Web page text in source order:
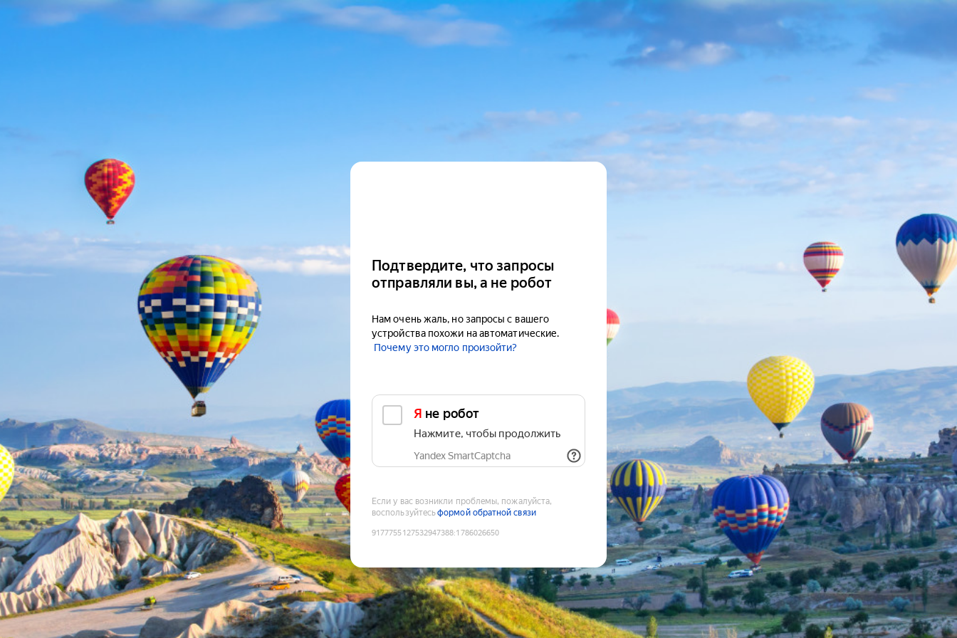
Подтвердите, что запросы
отправляли вы, а не робот
Нам очень жаль, но запросы с вашего
устройства похожи на автоматические.
Почему это могло произойти?
Я не робот
Нажмите, чтобы продолжить
Yandex SmartCaptcha
Если у вас возникли проблемы, пожалуйста,
воспользуйтесьформой обратной связи
9177755127532947388:1786026650